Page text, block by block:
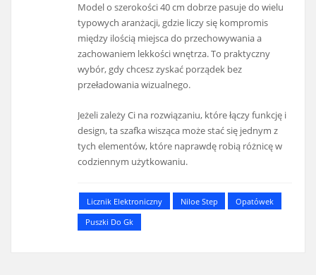
Model o szerokości 40 cm dobrze pasuje do wielu
typowych aranżacji, gdzie liczy się kompromis
między ilością miejsca do przechowywania a
zachowaniem lekkości wnętrza. To praktyczny
wybór, gdy chcesz zyskać porządek bez
przeładowania wizualnego.
Jeżeli zależy Ci na rozwiązaniu, które łączy funkcję i
design, ta szafka wisząca może stać się jednym z
tych elementów, które naprawdę robią różnicę w
codziennym użytkowaniu.
Licznik Elektroniczny Niloe Step
Opatówek
Puszki Do Gk